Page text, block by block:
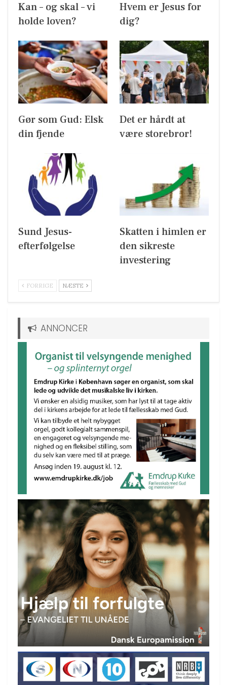
Kan – og skal – vi
holde loven?
Hvem er Jesus for
dig?
Gør som Gud: Elsk
din fjende
Det er hårdt at
være storebror!
Sund Jesus-
efterfølgelse
Skatten i himlen er
den sikreste
investering
FORRIGE NÆSTE
ANNONCER